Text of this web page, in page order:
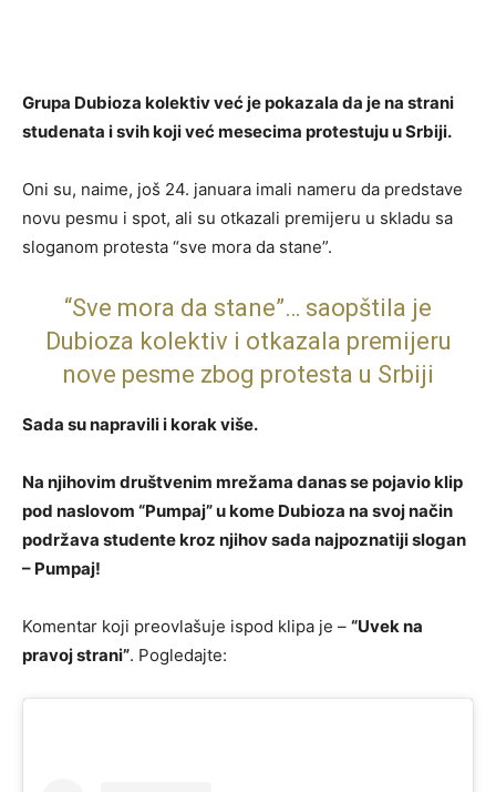
Grupa Dubioza kolektiv već je pokazala da je na strani
studenata i svih koji već mesecima protestuju u Srbiji.
Oni su, naime, još 24. januara imali nameru da predstave
novu pesmu i spot, ali su otkazali premijeru u skladu sa
sloganom protesta “sve mora da stane”.
“Sve mora da stane”… saopštila je
Dubioza kolektiv i otkazala premijeru
nove pesme zbog protesta u Srbiji
Sada su napravili i korak više.
Na njihovim društvenim mrežama danas se pojavio klip
pod naslovom “Pumpaj” u kome Dubioza na svoj način
podržava studente kroz njihov sada najpoznatiji slogan
– Pumpaj!
Komentar koji preovlašuje ispod klipa je – “Uvek na
pravoj strani”. Pogledajte: